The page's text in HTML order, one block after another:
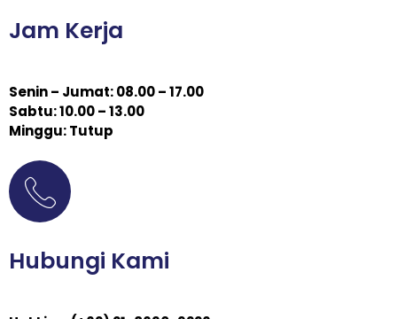
Jam Kerja
Senin – Jumat: 08.00 – 17.00
Sabtu: 10.00 – 13.00
Minggu: Tutup
Hubungi Kami